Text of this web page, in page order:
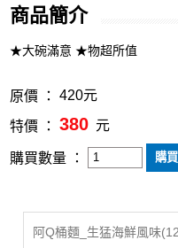
商品簡介
★大碗滿意 ★物超所值
原價 ： 420元
特價 ： 380 元
購買數量 ：
阿Q桶麵_生猛海鮮風味